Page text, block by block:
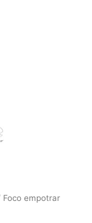
Foco empotrar